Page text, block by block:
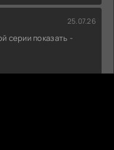
25.07.26
серии показать -